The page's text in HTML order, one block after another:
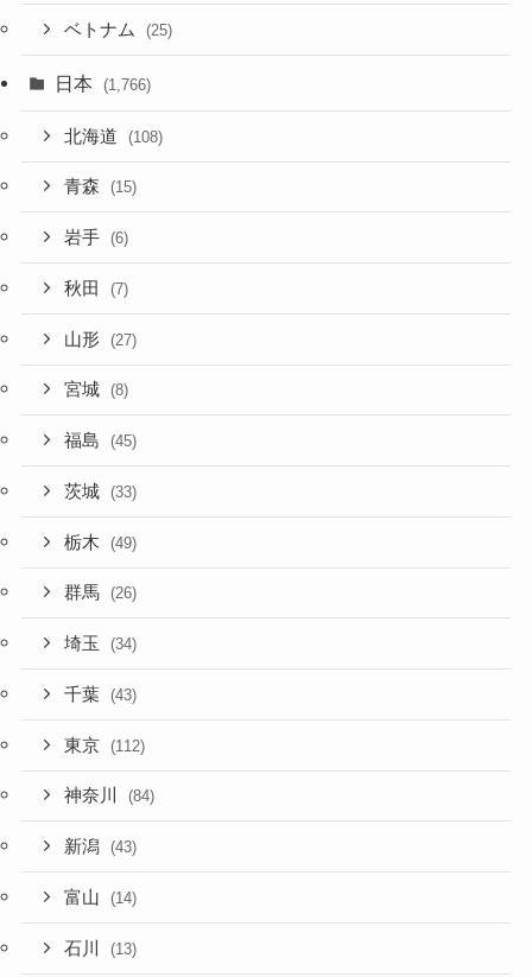
ベトナム (25)
日本 (1,766)
北海道 (108)
青森 (15)
岩手 (6)
秋田 (7)
山形 (27)
宮城 (8)
福島 (45)
茨城 (33)
栃木 (49)
群馬 (26)
埼玉 (34)
千葉 (43)
東京 (112)
神奈川 (84)
新潟 (43)
富山 (14)
石川 (13)